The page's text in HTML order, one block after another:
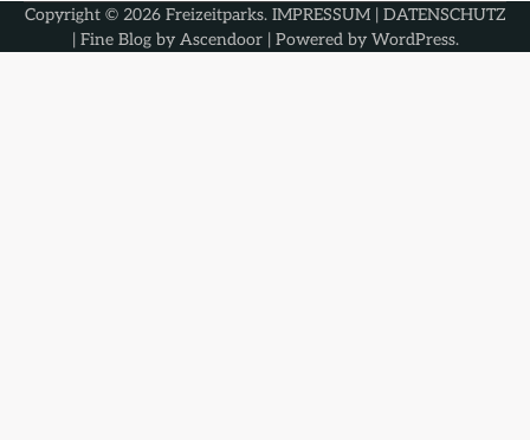
Copyright © 2026 Freizeitparks. IMPRESSUM| DATENSCHUTZ
| Fine Blog by Ascendoor| Powered by WordPress.